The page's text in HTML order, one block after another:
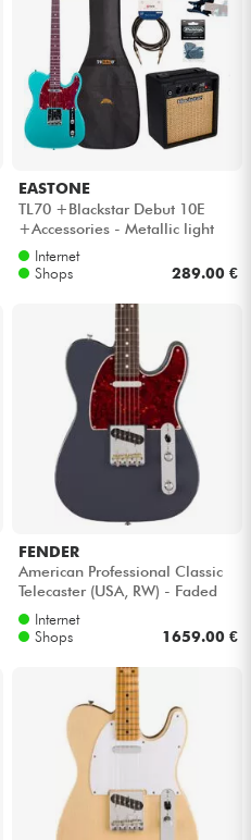
EASTONE
TL70 +Blackstar Debut 10E
+Accessories - Metallic light
blueInternet
Shops
289.00 €
FENDER
American Professional Classic
Telecaster (USA, RW) - Faded
blackInternet
Shops
1659.00 €